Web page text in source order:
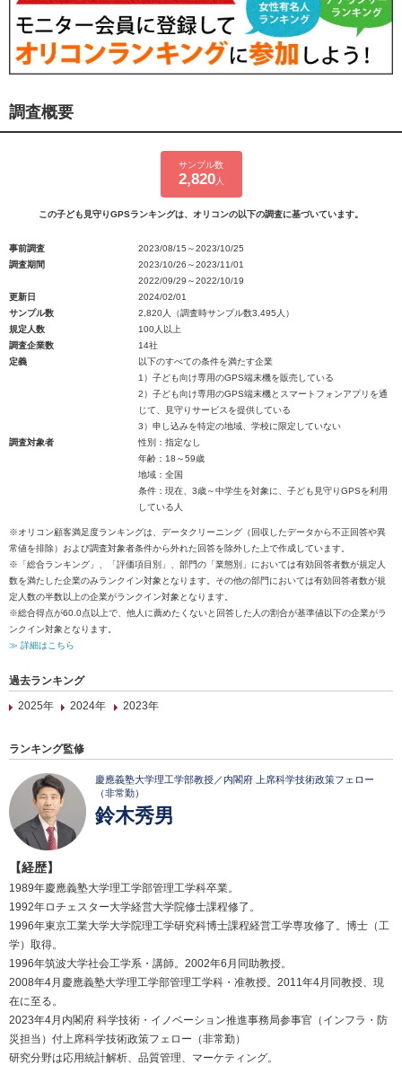
調査概要
サンプル数
2,820人
この子ども見守りGPSランキングは、オリコンの以下の調査に基づいています。
事前調査
2023/08/15～2023/10/25
調査期間
2023/10/26～2023/11/01
2022/09/29～2022/10/19
更新日
2024/02/01
サンプル数
2,820人（調査時サンプル数3,495人）
規定人数
100人以上
調査企業数
14社
定義
以下のすべての条件を満たす企業
1）子ども向け専用のGPS端末機を販売している
2）子ども向け専用のGPS端末機とスマートフォンアプリを通
じて、見守りサービスを提供している
3）申し込みを特定の地域、学校に限定していない
調査対象者
性別：指定なし
年齢：18～59歳
地域：全国
条件：現在、3歳～中学生を対象に、子ども見守りGPSを利用
している人
※オリコン顧客満足度ランキングは、データクリーニング（回収したデータから不正回答や異
常値を排除）および調査対象者条件から外れた回答を除外した上で作成しています。
※「総合ランキング」、「評価項目別」、部門の「業態別」においては有効回答者数が規定人
数を満たした企業のみランクイン対象となります。その他の部門においては有効回答者数が規
定人数の半数以上の企業がランクイン対象となります。
※総合得点が60.0点以上で、他人に薦めたくないと回答した人の割合が基準値以下の企業がラ
ンクイン対象となります。
≫ 詳細はこちら
過去ランキング
2025年
2024年 2023年
ランキング監修
慶應義塾大学理工学部教授／内閣府 上席科学技術政策フェロー
（非常勤）
鈴木秀男
【経歴】
1989年慶應義塾大学理工学部管理工学科卒業。
1992年ロチェスター大学経営大学院修士課程修了。
1996年東京工業大学大学院理工学研究科博士課程経営工学専攻修了。博士（工
学）取得。
1996年筑波大学社会工学系・講師。2002年6月同助教授。
2008年4月慶應義塾大学理工学部管理工学科・准教授。2011年4月同教授、現
在に至る。
2023年4月内閣府 科学技術・イノベーション推進事務局参事官（インフラ・防
災担当）付上席科学技術政策フェロー（非常勤）
研究分野は応用統計解析、品質管理、マーケティング。